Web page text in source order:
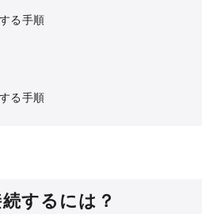
る手順
る手順
するには？